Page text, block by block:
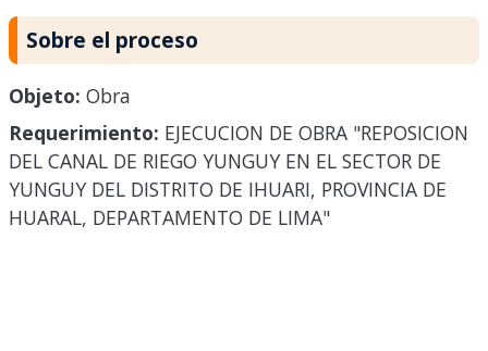
Sobre el proceso
Objeto: Obra
Requerimiento: EJECUCION DE OBRA "REPOSICION
DEL CANAL DE RIEGO YUNGUY EN EL SECTOR DE
YUNGUY DEL DISTRITO DE IHUARI, PROVINCIA DE
HUARAL, DEPARTAMENTO DE LIMA"